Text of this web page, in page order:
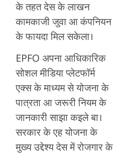
के तहत देस के लाखन
कामकाजी जुवा आ कंपनियन
के फायदा मिल सकेला।
EPFO अपना आधिकारिक
सोशल मीडिया प्लेटफॉर्म
एक्स के माध्यम से योजना के
पात्रता आ जरूरी नियम के
जानकारी साझा कइले बा।
सरकार के एह योजना के
मुख्य उद्देश्य देस में रोजगार के